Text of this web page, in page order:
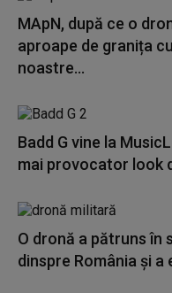
MApN, după ce o
aproape de granița
noastre...
Badd G vine la
mai provocator look
O dronă a pătruns în
dinspre România și a